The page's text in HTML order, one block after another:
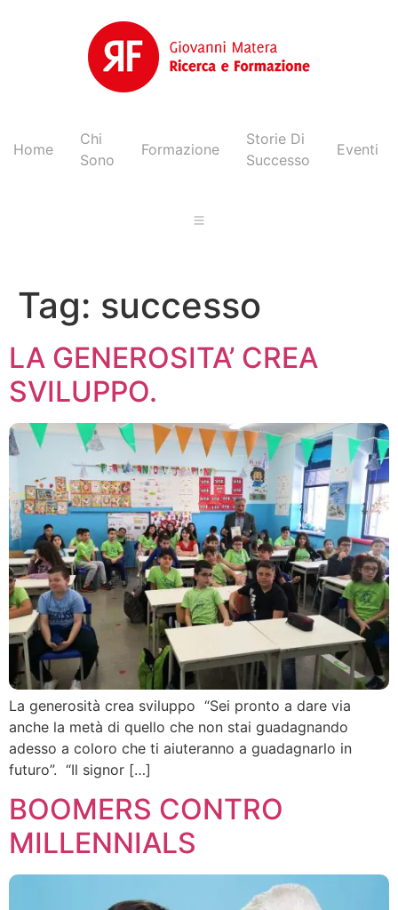
Home
Chi
Sono
Formazione
Storie Di
Successo
Eventi
Tag: successo
LA GENEROSITA’ CREA
SVILUPPO.
La generosità crea sviluppo “Sei pronto a dare via
anche la metà di quello che non stai guadagnando
adesso a coloro che ti aiuteranno a guadagnarlo in
futuro”. “Il signor […]
BOOMERS CONTRO
MILLENNIALS